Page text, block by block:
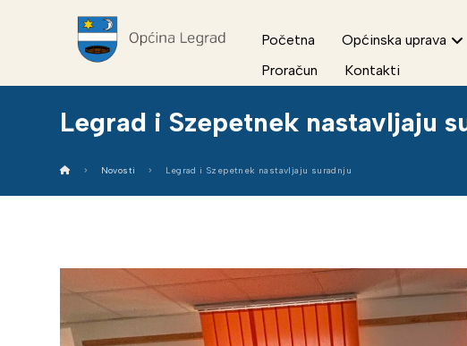
Početna Općinska uprava
Proračun
Kontakti
Legrad i Szepetnek nastavljaju
Novosti Legrad i Szepetnek nastavljaju suradnju